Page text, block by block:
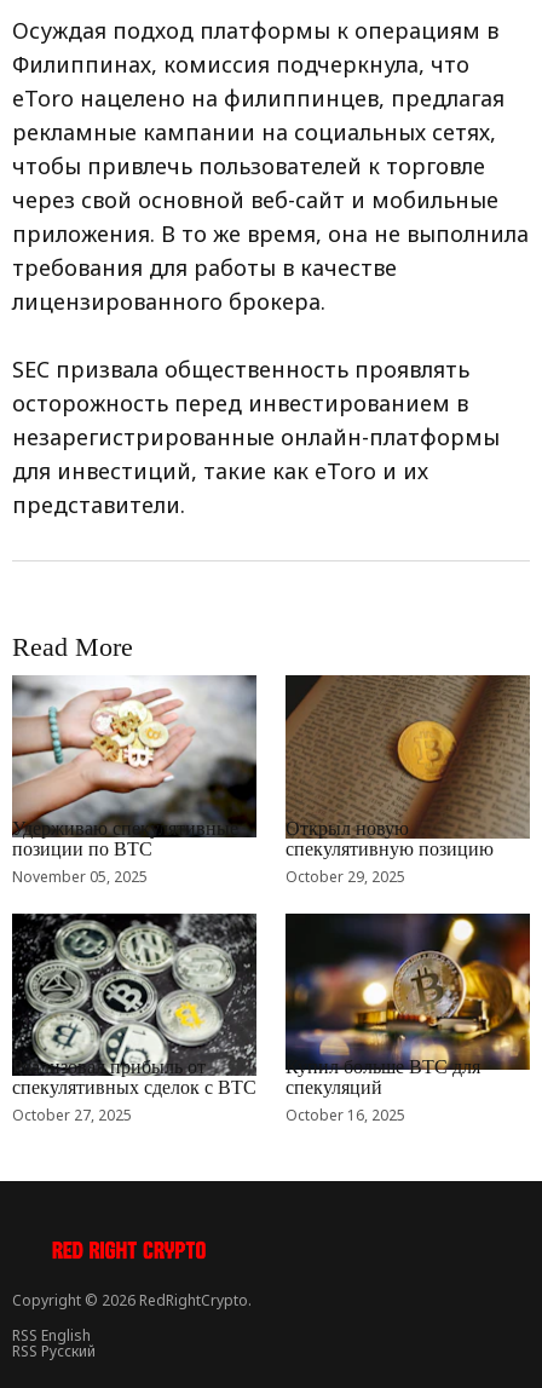
Осуждая подход платформы к операциям в
Филиппинах, комиссия подчеркнула, что
eToro нацелено на филиппинцев, предлагая
рекламные кампании на социальных сетях,
чтобы привлечь пользователей к торговле
через свой основной веб-сайт и мобильные
приложения. В то же время, она не выполнила
требования для работы в качестве
лицензированного брокера.
SEC призвала общественность проявлять
осторожность перед инвестированием в
незарегистрированные онлайн-платформы
для инвестиций, такие как eToro и их
представители.
Read More
RRCNEWS_RU
Удерживаю спекулятивные
позиции по BTC
November 05, 2025
RRCNEWS_RU
Открыл новую
спекулятивную позицию
October 29, 2025
RRCNEWS_RU
Реализовал прибыль от
спекулятивных сделок с BTC
October 27, 2025
RRCNEWS_RU
Купил больше BTC для
спекуляций
October 16, 2025
Copyright © 2026 RedRightCrypto.
RSS English
RSS Русский